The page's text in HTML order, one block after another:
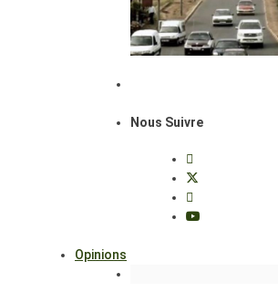
Nous Suivre
Opinions